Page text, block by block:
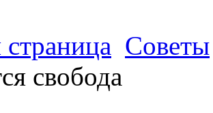
страница Советы
свобода